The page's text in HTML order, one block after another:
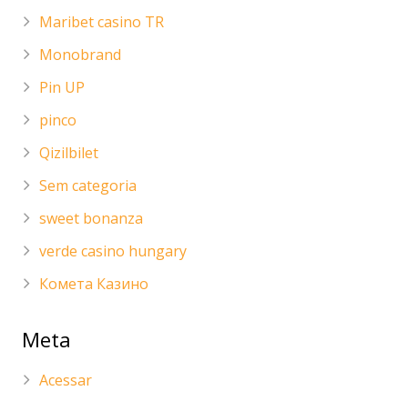
Maribet casino TR
Monobrand
Pin UP
pinco
Qizilbilet
Sem categoria
sweet bonanza
verde casino hungary
Комета Казино
Meta
Acessar